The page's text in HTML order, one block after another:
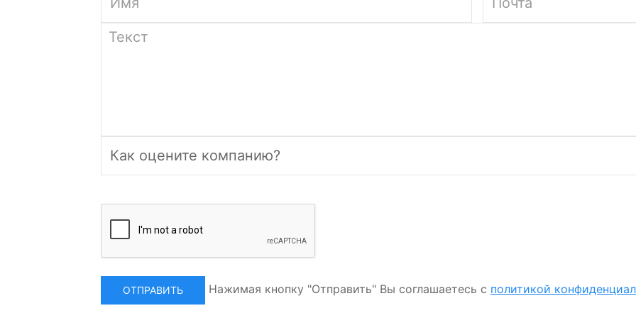
Нажимая кнопку "Отправить" Вы соглашаетесь с политикой